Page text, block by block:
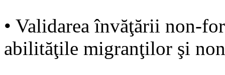
• Validarea învăţării non-
abilităţile migranţilor şi